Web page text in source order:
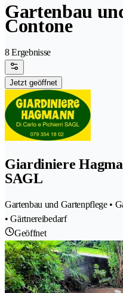
Gartenbau
Contone
8 Ergebnisse
Jetzt geöffnet
Giardiniere
SAGL
Gartenbau und Gartenpflege •
• Gärtnereibedarf
Geöffnet